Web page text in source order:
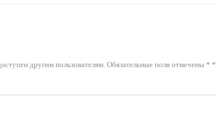
другим пользователям. Обязательные поля отмечены * *